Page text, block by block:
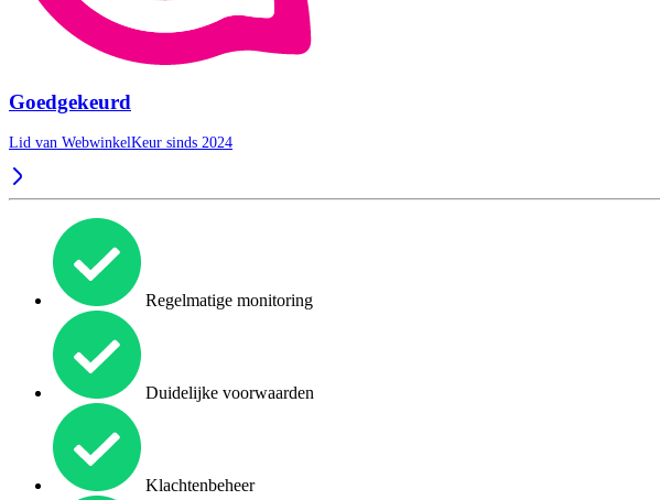
Goedgekeurd
Lid van WebwinkelKeur sinds 2024
Regelmatige monitoring
Duidelijke voorwaarden
Klachtenbeheer